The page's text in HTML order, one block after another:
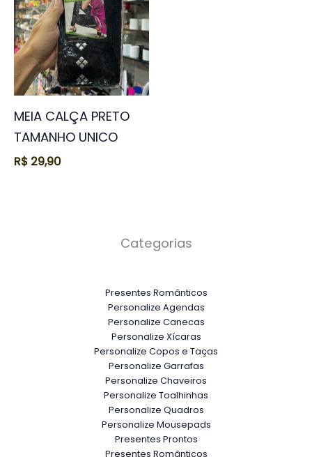
MEIA CALÇA PRETO
TAMANHO UNICO
R$ 29,90
Categorias
Presentes Românticos
Personalize Agendas
Personalize Canecas
Personalize Xícaras
Personalize Copos e Taças
Personalize Garrafas
Personalize Chaveiros
Personalize Toalhinhas
Personalize Quadros
Personalize Mousepads
Presentes Prontos
Presentes Românticos